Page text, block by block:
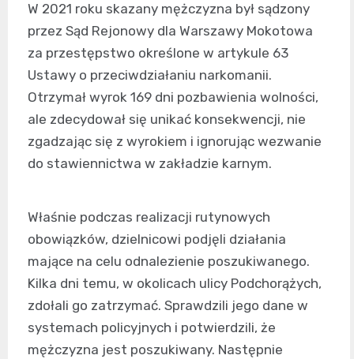
W 2021 roku skazany mężczyzna był sądzony
przez Sąd Rejonowy dla Warszawy Mokotowa
za przestępstwo określone w artykule 63
Ustawy o przeciwdziałaniu narkomanii.
Otrzymał wyrok 169 dni pozbawienia wolności,
ale zdecydował się unikać konsekwencji, nie
zgadzając się z wyrokiem i ignorując wezwanie
do stawiennictwa w zakładzie karnym.
Właśnie podczas realizacji rutynowych
obowiązków, dzielnicowi podjęli działania
mające na celu odnalezienie poszukiwanego.
Kilka dni temu, w okolicach ulicy Podchorążych,
zdołali go zatrzymać. Sprawdzili jego dane w
systemach policyjnych i potwierdzili, że
mężczyzna jest poszukiwany. Następnie